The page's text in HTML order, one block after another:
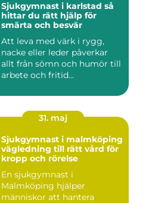
Sjukgymnast i karlstad så
hittar du rätt hjälp för
smärta och besvär
Att leva med värk i rygg,
nacke eller leder påverkar
allt från sömn och humör till
arbete och fritid...
31. maj
Sjukgymnast i malmköping
vägledning till rätt vård för
kropp och rörelse
En sjukgymnast i
Malmköping hjälper
människor att hantera